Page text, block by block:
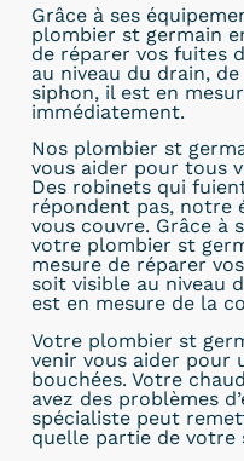
Grâce à ses
plombier st germain
de réparer vos fuites
au niveau du drain,
siphon, il est en
immédiatement.
Nos plombier st
vous aider pour tous
Des robinets qui
répondent pas, notre
vous couvre. Grâce à
votre plombier st
mesure de réparer
soit visible au niveau
est en mesure de la
Votre plombier st
venir vous aider pour
bouchées. Votre
avez des problèmes
spécialiste peut
quelle partie de votre